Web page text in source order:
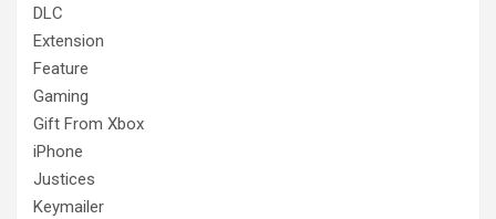
DLC
Extension
Feature
Gaming
Gift From Xbox
iPhone
Justices
Keymailer